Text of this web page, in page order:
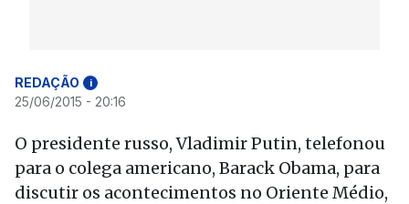
REDAÇÃO i
25/06/2015 - 20:16
O presidente russo, Vladimir Putin, telefonou
para o colega americano, Barack Obama, para
discutir os acontecimentos no Oriente Médio,